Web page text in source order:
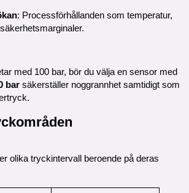
: Processförhållanden som temperatur,
med 100 bar, bör du välja en sensor med
bar säkerställer noggrannhet samtidigt som
olika tryckintervall beroende på deras